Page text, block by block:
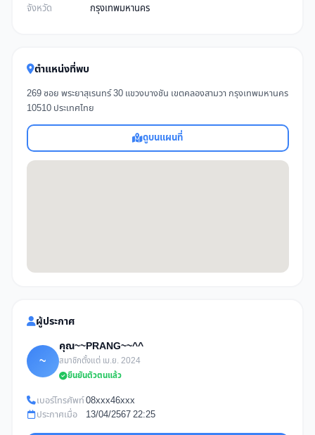
จังหวัด
กรุงเทพมหานคร
ตำแหน่งที่พบ
269 ซอย พระยาสุเรนทร์ 30 แขวงบางชัน เขตคลองสามวา กรุงเทพมหานคร
10510 ประเทศไทย
ดูบนแผนที่
ผู้ประกาศ
~
คุณ~~PRANG~~^^
สมาชิกตั้งแต่ เม.ย. 2024
ยืนยันตัวตนแล้ว
เบอร์โทรศัพท์08xxx46xxx
ประกาศเมื่อ
13/04/2567 22:25